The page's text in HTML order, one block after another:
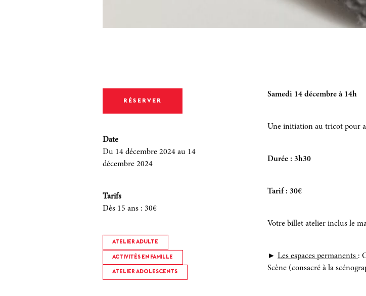
RÉSERVER
Date
Du 14 décembre 2024 au 14
décembre 2024
Tarifs
Dès 15 ans : 30€
ATELIER ADULTE
ACTIVITÉS EN FAMILLE
ATELIER ADOLESCENTS
Samedi 14 décembre à 14h
Une initiation au tricot pour
Durée : 3h30
Tarif : 30€
Votre billet atelier inclus le
► Les espaces permanents:
Scène (consacré à la